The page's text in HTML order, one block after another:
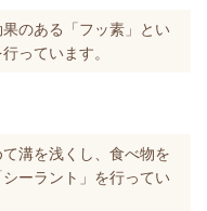
のある「フッ素」とい
っています。
溝を浅くし、食べ物を
ーラント」を行ってい